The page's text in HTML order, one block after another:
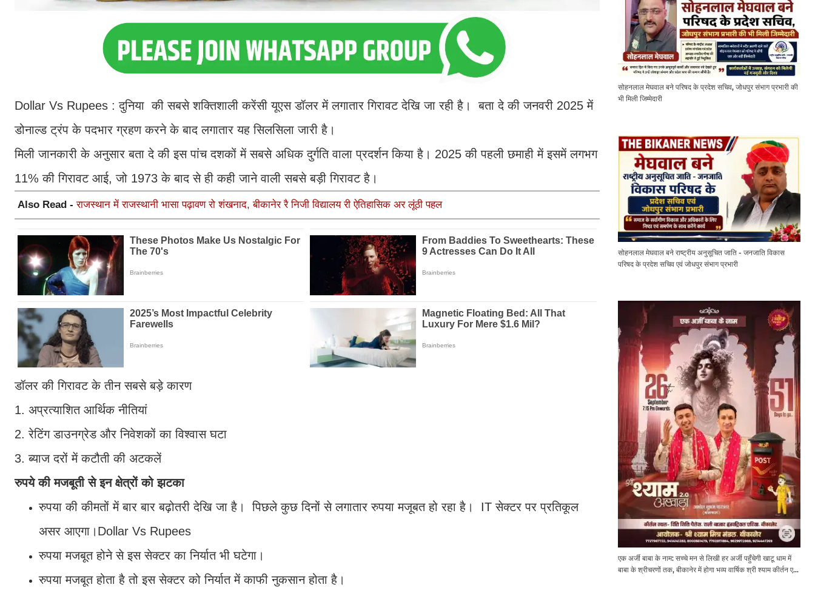
Dollar Vs Rupees : दुनिया की सबसे शक्तिशाली करेंसी यूएस डॉलर में लगातार गिरावट देखि जा रही है। बता दे की जनवरी 2025 में
डोनाल्ड ट्रंप के पदभार ग्रहण करने के बाद लगातार यह सिलसिला जारी है।
मिली जानकारी के अनुसार बता दे की इस पांच दशकों में सबसे अधिक दुर्गति वाला प्रदर्शन किया है। 2025 की पहली छमाही में इसमें लगभग
11% की गिरावट आई, जो 1973 के बाद से ही कही जाने वाली सबसे बड़ी गिरावट है।
Also Read -राजस्थान में राजस्थानी भासा पढ़ावण रो शंखनाद, बीकानेर रै निजी विद्यालय री ऐतिहासिक अर लूंठी पहल
डॉलर की गिरावट के तीन सबसे बड़े कारण
1. अप्रत्याशित आर्थिक नीतियां
2. रेटिंग डाउनग्रेड और निवेशकों का विश्वास घटा
3. ब्याज दरों में कटौती की अटकलें
रुपये की मजबूती से इन क्षेत्रों को झटका
रुपया की कीमतों में बार बार बढ़ोतरी देखि जा है। पिछले कुछ दिनों से लगातार रुपया मजूबत हो रहा है। IT सेक्टर पर प्रतिकूल
असर आएगा।Dollar Vs Rupees
रुपया मजबूत होने से इस सेक्टर का निर्यात भी घटेगा।
रुपया मजबूत होता है तो इस सेक्टर को निर्यात में काफी नुकसान होता है।
सोहनलाल मेघवाल बने परिषद के प्रदेश सचिव, जोधपुर संभाग प्रभारी की
भी मिली जिम्मेदारी
सोहनलाल मेघवाल बने राष्ट्रीय अनुसूचित जाति - जनजाति विकास
परिषद के प्रदेश सचिव एवं जोधपुर संभाग प्रभारी
एक अर्जी बाबा के नाम: सच्चे मन से लिखी हर अर्जी पहुँचेगी खाटू धाम में
बाबा के श्रीचरणों तक, बीकानेर में होगा भव्य वार्षिक श्री श्याम कीर्तन एवं